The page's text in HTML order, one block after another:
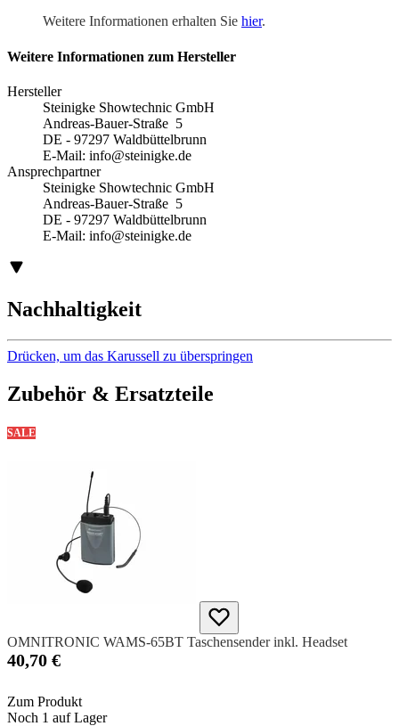
Weitere Informationen erhalten Sie hier.
Weitere Informationen zum Hersteller
Hersteller
Steinigke Showtechnic GmbH
Andreas-Bauer-Straße 5
DE - 97297 Waldbüttelbrunn
E-Mail: info@steinigke.de
Ansprechpartner
Steinigke Showtechnic GmbH
Andreas-Bauer-Straße 5
DE - 97297 Waldbüttelbrunn
E-Mail: info@steinigke.de
Nachhaltigkeit
Drücken, um das Karussell zu überspringen
Zubehör & Ersatzteile
SALE
OMNITRONIC WAMS-65BT Taschensender inkl. Headset
40,70 €
Zum Produkt
Noch 1 auf Lager